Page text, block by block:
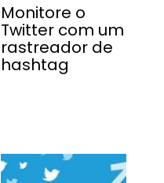
Monitore o
Twitter com um
rastreador de
hashtag